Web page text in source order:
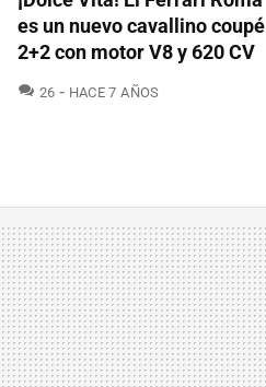
es un nuevo cavallino coupé
2+2 con motor V8 y 620 CV
26 COMENTARIOS
HACE 7 AÑOS